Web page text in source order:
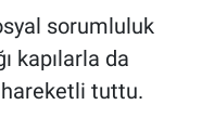
sorumluluk
kapılarla da
tuttu.